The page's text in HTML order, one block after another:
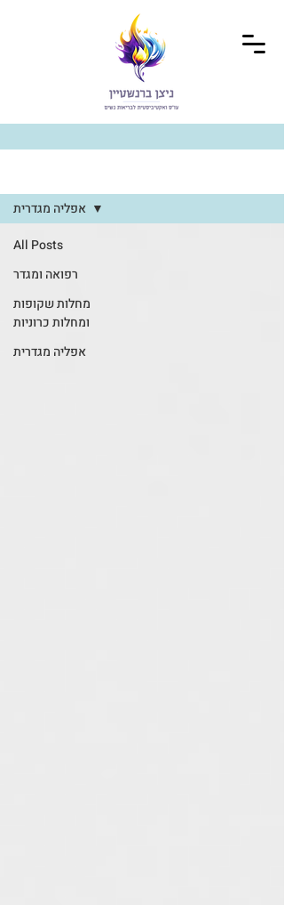
All Posts
רפואה ומגדר
מחלות שקופות
ומחלות כרוניות
אפליה מגדרית
אפליה מגדרית